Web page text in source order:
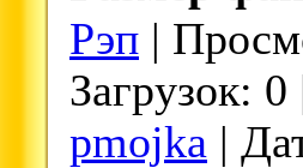
Рэп |
Загрузок:
pmojka |